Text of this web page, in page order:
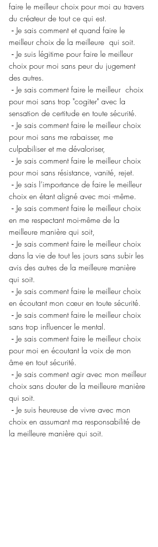
faire le meilleur choix pour moi au travers
du créateur de tout ce qui est.
meilleur choix de la meilleure  qui soit.
choix pour moi sans peur du jugement
des autres.
pour moi sans trop "cogiter" avec la
sensation de certitude en toute sécurité.
pour moi sans me rabaisser, me
culpabiliser et me dévaloriser,
pour moi sans résistance, vanité, rejet.
choix en étant aligné avec moi -même.
en me respectant moi-même de la
meilleure manière qui soit,
dans la vie de tout les jours sans subir les
avis des autres de la meilleure manière
qui soit.
en écoutant mon cœur en toute sécurité.
sans trop influencer le mental.
pour moi en écoutant la voix de mon
âme en tout sécurité.
choix sans douter de la meilleure manière
qui soit.
choix en assumant ma responsabilité de
la meilleure manière qui soit.